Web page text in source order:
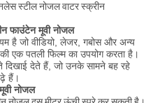
स्टील नोजल वाटर स्क्रीन
फाउंटेन मूवी नोजल
है जो वीडियो, लेजर, गबोस और अन्य
एक पतली फिल्म का उपयोग करता है।
दिखाई देते हैं, जो उनके सामने बह रहे
हैं।
नोजल